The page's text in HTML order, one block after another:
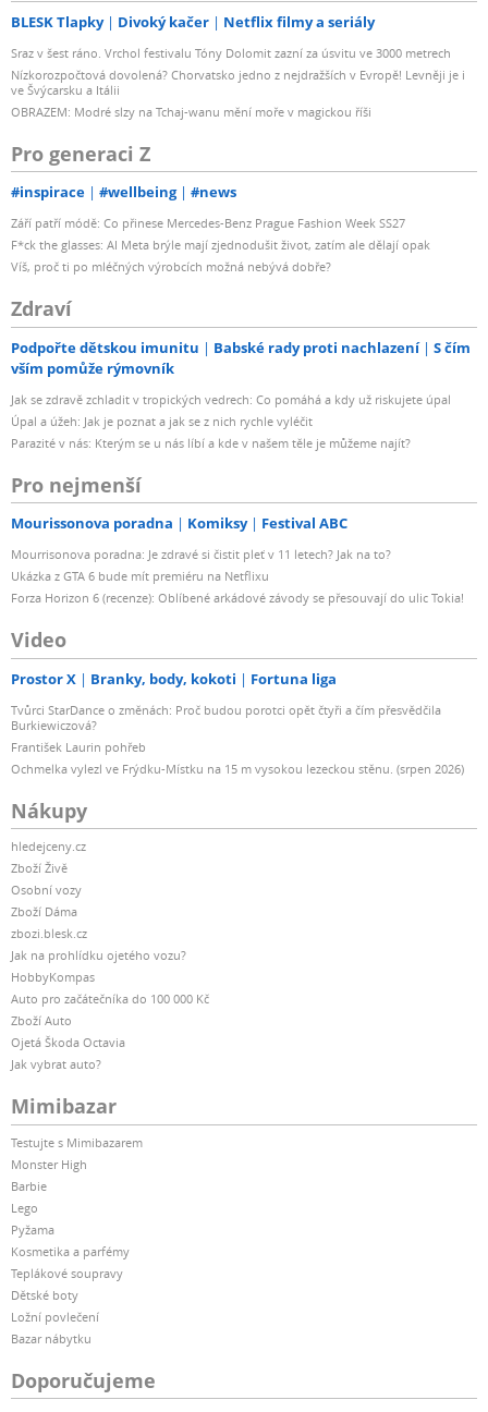
BLESK Tlapky Divoký kačer Netflix filmy a seriály
Sraz v šest ráno. Vrchol festivalu Tóny Dolomit zazní za úsvitu ve 3000 metrech
Nízkorozpočtová dovolená? Chorvatsko jedno z nejdražších v Evropě! Levněji je i
ve Švýcarsku a Itálii
OBRAZEM: Modré slzy na Tchaj-wanu mění moře v magickou říši
Pro generaci Z
#inspirace #wellbeing #news
Září patří módě: Co přinese Mercedes-Benz Prague Fashion Week SS27
F*ck the glasses: AI Meta brýle mají zjednodušit život, zatím ale dělají opak
Víš, proč ti po mléčných výrobcích možná nebývá dobře?
Zdraví
Podpořte dětskou imunitu Babské rady proti nachlazení
S čím
vším pomůže rýmovník
Jak se zdravě zchladit v tropických vedrech: Co pomáhá a kdy už riskujete úpal
Úpal a úžeh: Jak je poznat a jak se z nich rychle vyléčit
Parazité v nás: Kterým se u nás líbí a kde v našem těle je můžeme najít?
Pro nejmenší
Mourissonova poradna Komiksy Festival ABC
Mourrisonova poradna: Je zdravé si čistit pleť v 11 letech? Jak na to?
Ukázka z GTA 6 bude mít premiéru na Netflixu
Forza Horizon 6 (recenze): Oblíbené arkádové závody se přesouvají do ulic Tokia!
Video
Prostor X Branky, body, kokoti Fortuna liga
Tvůrci StarDance o změnách: Proč budou porotci opět čtyři a čím přesvědčila
Burkiewiczová?
František Laurin pohřeb
Ochmelka vylezl ve Frýdku-Místku na 15 m vysokou lezeckou stěnu. (srpen 2026)
Nákupy
hledejceny.cz
Zboží Živě
Osobní vozy
Zboží Dáma
zbozi.blesk.cz
Jak na prohlídku ojetého vozu?
HobbyKompas
Auto pro začátečníka do 100 000 Kč
Zboží Auto
Ojetá Škoda Octavia
Jak vybrat auto?
Mimibazar
Testujte s Mimibazarem
Monster High
Barbie
Lego
Pyžama
Kosmetika a parfémy
Teplákové soupravy
Dětské boty
Ložní povlečení
Bazar nábytku
Doporučujeme